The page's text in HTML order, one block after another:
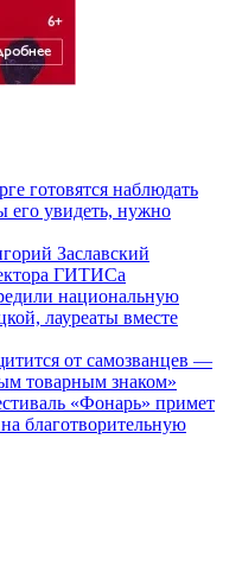
готовятся наблюдать
его увидеть, нужно
Заславский
ГИТИСа
национальную
лауреаты вместе
от самозванцев —
товарным знаком»
«Фонарь» примет
благотворительную